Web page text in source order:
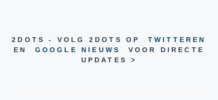
2DOTS - VOLG 2DOTS OP TWITTEREN
EN GOOGLE NIEUWS
VOOR DIRECTE
UPDATES >